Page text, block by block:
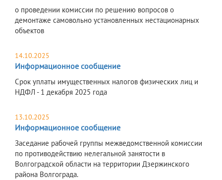
о проведении комиссии по решению вопросов о
демонтаже самовольно установленных нестационарных
объектов
14.10.2025
Информационное сообщение
Срок уплаты имущественных налогов физических лиц и
НДФЛ - 1 декабря 2025 года
13.10.2025
Информационное сообщение
Заседание рабочей группы межведомственной комиссии
по противодействию нелегальной занятости в
Волгоградской области на территории Дзержинского
района Волгограда.